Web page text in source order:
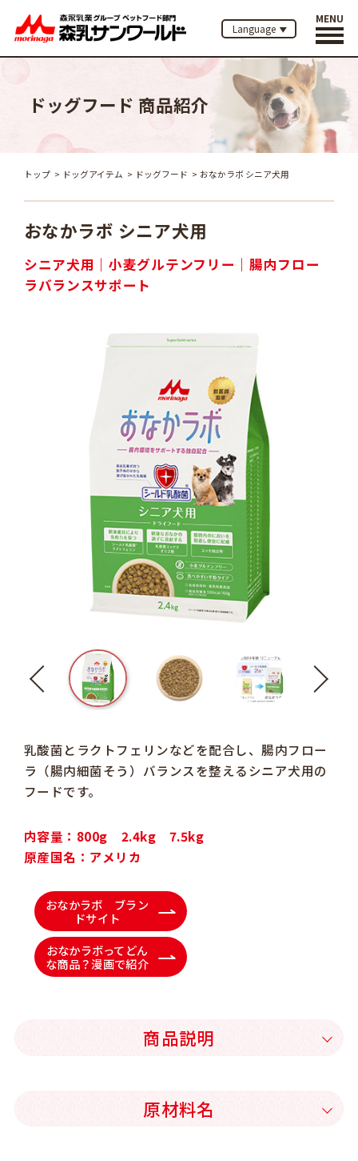
Language
MENU
ドッグフード 商品紹介
トップ ドッグアイテム ドッグフード おなかラボ シニア犬用
おなかラボ シニア犬用
シニア犬用 小麦グルテンフリー
腸内フロー
ラバランスサポート
乳酸菌とラクトフェリンなどを配合し、腸内フロー
ラ（腸内細菌そう）バランスを整えるシニア犬用の
フードです。
内容量：800g 2.4kg 7.5kg
原産国名：アメリカ
おなかラボ ブラン
ドサイト
おなかラボってどん
な商品？漫画で紹介
商品説明
原材料名